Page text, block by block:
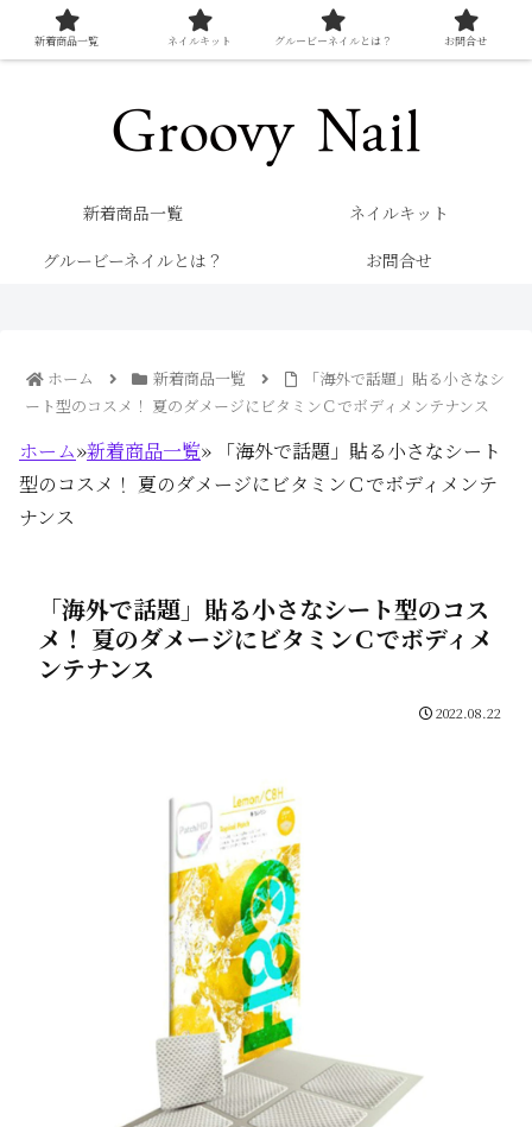
新着商品一覧
ネイルキット
グルービーネイルとは？
お問合せ
ホーム 新着商品一覧
「海外で話題」貼る小さなシ
ート型のコスメ！ 夏のダメージにビタミンＣでボディメンテナンス
ホーム»新着商品一覧» 「海外で話題」貼る小さなシート
型のコスメ！ 夏のダメージにビタミンＣでボディメンテ
ナンス
「海外で話題」貼る小さなシート型のコス
メ！ 夏のダメージにビタミンＣでボディメ
ンテナンス
2022.08.22
新着商品一覧 ネイルキット グルービーネイルとは？ お問合せ